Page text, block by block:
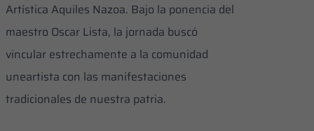
Artística Aquiles Nazoa. Bajo la ponencia del
maestro Oscar Lista, la jornada buscó
vincular estrechamente a la comunidad
uneartista con las manifestaciones
tradicionales de nuestra patria.